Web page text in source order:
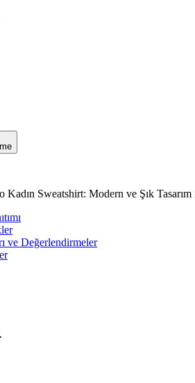
Kadın Sweatshirt: Modern ve Şık
ve Değerlendirmeler